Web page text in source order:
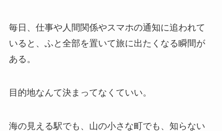
毎日、仕事や人間関係やスマホの通知に追われて
いると、ふと全部を置いて旅に出たくなる瞬間が
ある。
目的地なんて決まってなくていい。
海の見える駅でも、山の小さな町でも、知らない